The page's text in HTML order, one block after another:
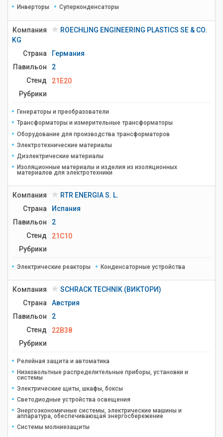
Инверторы
Суперконденсаторы
Компания
ROECHLING ENGINEERING PLASTICS SE & CO.
KG
Страна
Германия
Павильон
2
Стенд
21E20
Рубрики
Генераторы и преобразователи
Трансформаторы и измерительные трансформаторы
Оборудование для производства трансформаторов
Электротехнические материалы
Диэлектрические материалы
Изоляционные материалы и изделия из изоляционных
материалов для электротехники
Компания
RTR ENERGIA S. L.
Страна
Испания
Павильон
2
Стенд
21C10
Рубрики
Электрические реакторы Конденсаторные устройства
Компания
SCHRACK TECHNIK (ВИКТОРИ)
Страна
Австрия
Павильон
2
Стенд
22B38
Рубрики
Релейная защита и автоматика
Низковольтные распределительные приборы, установки и
системы
Электрические щиты, шкафы, боксы
Светодиодные устройства освещения
Энергоэкономичные системы, электрические машины и
аппаратура, обеспечивающая энергосбережение
Системы молниезащиты